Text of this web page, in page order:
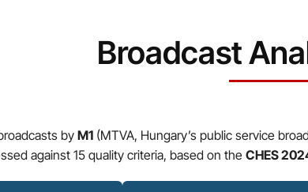
Broadcast
by M1 (MTVA, Hungary’s public service
against 15 quality criteria, based on the CHES